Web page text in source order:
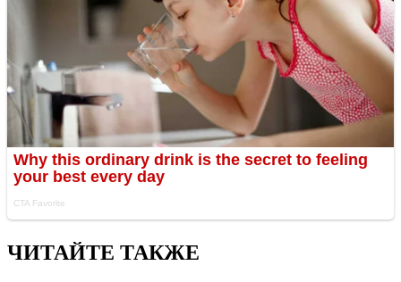
ЧИТАЙТЕ ТАКЖЕ